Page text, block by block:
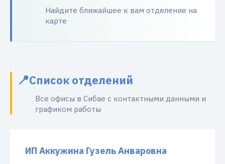
Найдите ближайшее к вам отделение на
карте
Список отделений
Все офисы в Сибае с контактными данными и
графиком работы
ИП Аккужина Гузель Анваровна